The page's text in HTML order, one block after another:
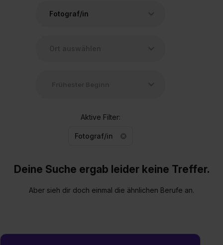
Fotograf/in
Aktive Filter:
Fotograf/in
Deine Suche ergab leider keine Treffer.
Aber sieh dir doch einmal die ähnlichen Berufe an.